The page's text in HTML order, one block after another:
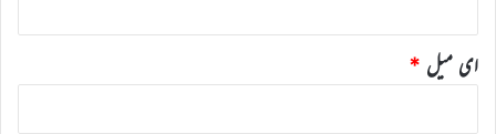
ای میل *